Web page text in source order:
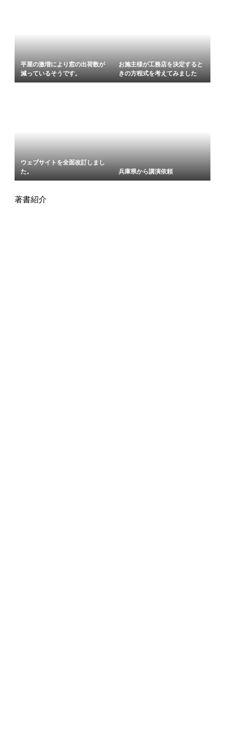
平屋の激増により窓の出荷数が
減っているそうです。
お施主様が工務店を決定すると
きの方程式を考えてみました
ウェブサイトを全面改訂しまし
た。
兵庫県から講演依頼
著書紹介